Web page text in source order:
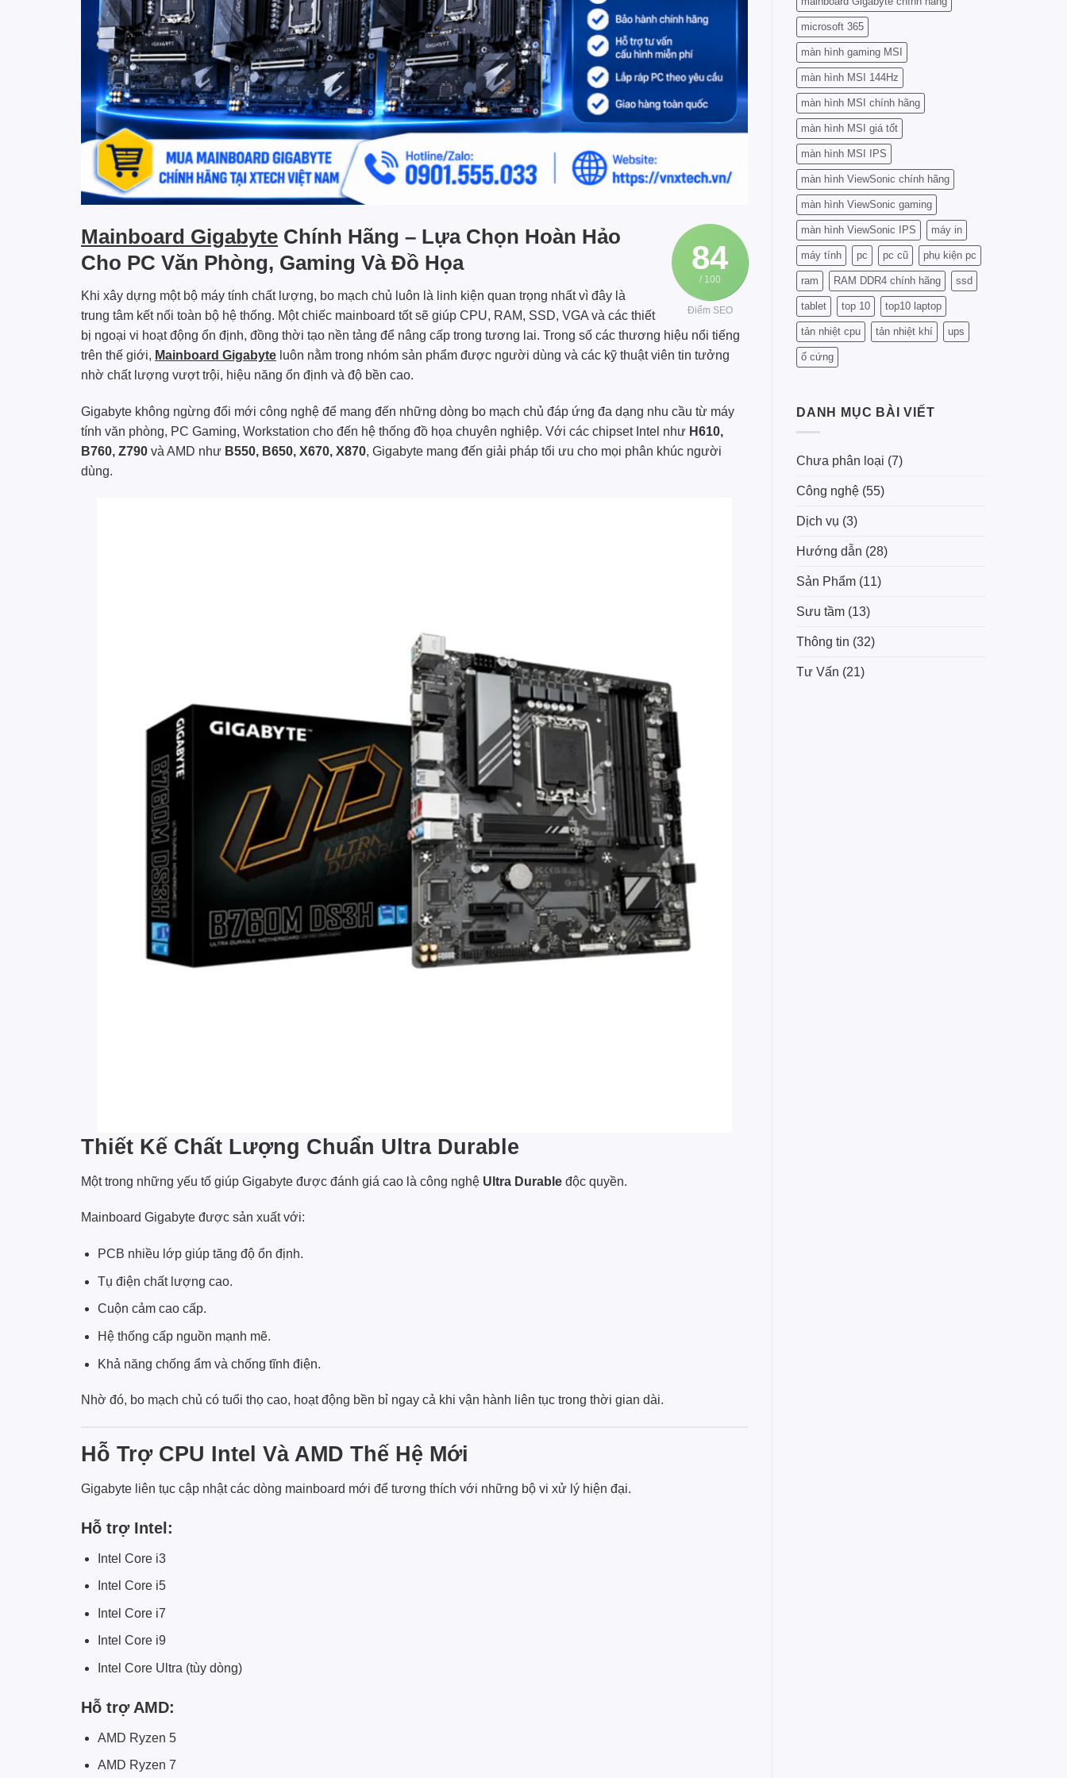
84
/ 100
Điểm SEO
Mainboard Gigabyte Chính Hãng – Lựa Chọn Hoàn Hảo
Cho PC Văn Phòng, Gaming Và Đồ Họa
Khi xây dựng một bộ máy tính chất lượng, bo mạch chủ luôn là linh kiện quan trọng nhất vì đây là
trung tâm kết nối toàn bộ hệ thống. Một chiếc mainboard tốt sẽ giúp CPU, RAM, SSD, VGA và các thiết
bị ngoại vi hoạt động ổn định, đồng thời tạo nền tảng để nâng cấp trong tương lai. Trong số các thương hiệu nổi tiếng
trên thế giới, Mainboard Gigabyte luôn nằm trong nhóm sản phẩm được người dùng và các kỹ thuật viên tin tưởng
nhờ chất lượng vượt trội, hiệu năng ổn định và độ bền cao.
Gigabyte không ngừng đổi mới công nghệ để mang đến những dòng bo mạch chủ đáp ứng đa dạng nhu cầu từ máy
tính văn phòng, PC Gaming, Workstation cho đến hệ thống đồ họa chuyên nghiệp. Với các chipset Intel như H610,
B760, Z790 và AMD như B550, B650, X670, X870, Gigabyte mang đến giải pháp tối ưu cho mọi phân khúc người
dùng.
Thiết Kế Chất Lượng Chuẩn Ultra Durable
Một trong những yếu tố giúp Gigabyte được đánh giá cao là công nghệ Ultra Durable độc quyền.
Mainboard Gigabyte được sản xuất với:
PCB nhiều lớp giúp tăng độ ổn định.
Tụ điện chất lượng cao.
Cuộn cảm cao cấp.
Hệ thống cấp nguồn mạnh mẽ.
Khả năng chống ẩm và chống tĩnh điện.
Nhờ đó, bo mạch chủ có tuổi thọ cao, hoạt động bền bỉ ngay cả khi vận hành liên tục trong thời gian dài.
Hỗ Trợ CPU Intel Và AMD Thế Hệ Mới
Gigabyte liên tục cập nhật các dòng mainboard mới để tương thích với những bộ vi xử lý hiện đại.
Hỗ trợ Intel:
Intel Core i3
Intel Core i5
Intel Core i7
Intel Core i9
Intel Core Ultra (tùy dòng)
Hỗ trợ AMD:
AMD Ryzen 5
AMD Ryzen 7
microsoft 365
màn hình gaming MSI
màn hình MSI 144Hz
màn hình MSI chính hãng
màn hình MSI giá tốt
màn hình MSI IPS
màn hình ViewSonic chính hãng
màn hình ViewSonic gaming
màn hình ViewSonic IPS máy in
máy tính pc pc cũ phụ kiện pc
ram RAM DDR4 chính hãng ssd
tablet top 10 top10 laptop
tản nhiệt cpu tản nhiệt khí ups
ổ cứng
DANH MỤC BÀI VIẾT
Chưa phân loại (7)
Công nghệ (55)
Dịch vụ (3)
Hướng dẫn (28)
Sản Phẩm (11)
Sưu tầm (13)
Thông tin (32)
Tư Vấn (21)